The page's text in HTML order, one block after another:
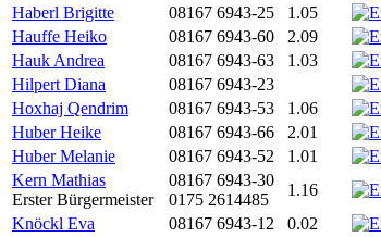
Haberl Brigitte
08167 6943-25 1.05
Hauffe Heiko
08167 6943-60 2.09
Hauk Andrea
08167 6943-63 1.03
Hilpert Diana
08167 6943-23
Hoxhaj Qendrim
08167 6943-53 1.06
Huber Heike
08167 6943-66 2.01
Huber Melanie
08167 6943-52 1.01
Kern Mathias
Erster Bürgermeister
08167 6943-30
0175 2614485
1.16
Knöckl Eva
08167 6943-12 0.02